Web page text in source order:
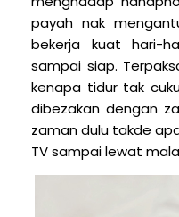
payah nak
bekerja kuat hari-
sampai siap.
kenapa tidur tak
dibezakan dengan
zaman dulu takde
TV sampai lewat